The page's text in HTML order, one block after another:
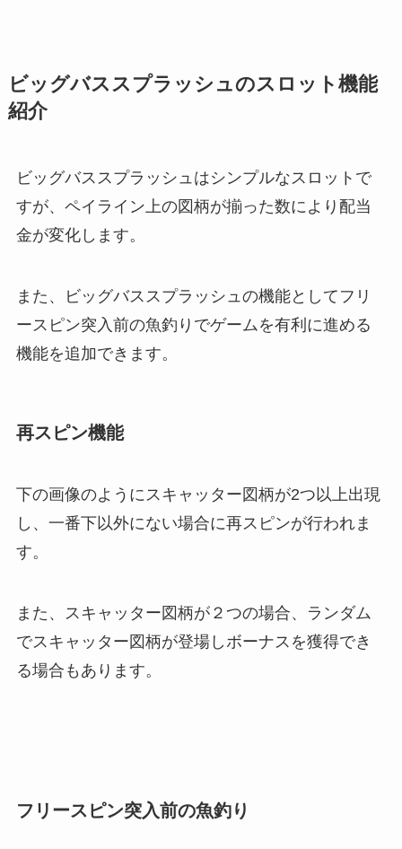
ビッグバススプラッシュのスロット機能
紹介
ビッグバススプラッシュはシンプルなスロットで
すが、ペイライン上の図柄が揃った数により配当
金が変化します。
また、ビッグバススプラッシュの機能としてフリ
ースピン突入前の魚釣りでゲームを有利に進める
機能を追加できます。
再スピン機能
下の画像のようにスキャッター図柄が2つ以上出現
し、一番下以外にない場合に再スピンが行われま
す。
また、スキャッター図柄が２つの場合、ランダム
でスキャッター図柄が登場しボーナスを獲得でき
る場合もあります。
フリースピン突入前の魚釣り